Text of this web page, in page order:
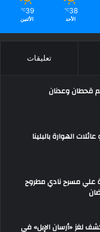
38
℃
الأحد
39
℃
الأثنين
تعليقات
قحطان وعدنان
عائلات الهوارة بالبلينا
علي مسرح نادي مطروح
لغز «أرسان الإبل» في